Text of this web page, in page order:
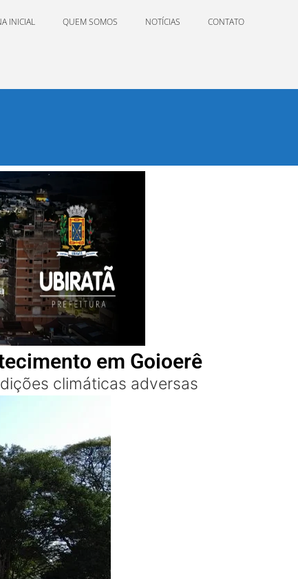
INICIAL QUEM SOMOS NOTÍCIAS CONTATO
em Goioerê
climáticas adversas